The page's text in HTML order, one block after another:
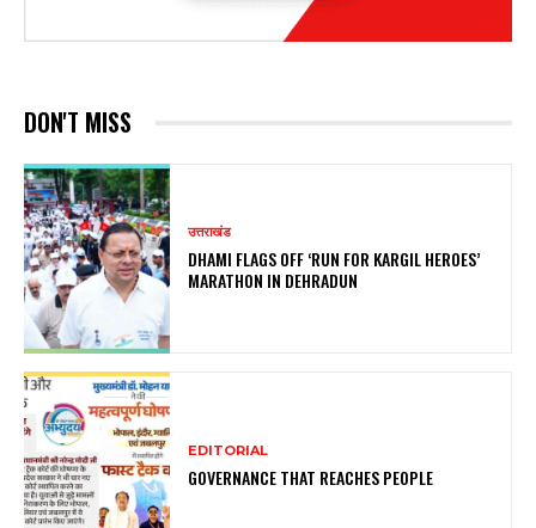
DON'T MISS
उत्तराखंड
DHAMI FLAGS OFF ‘RUN FOR KARGIL HEROES’
MARATHON IN DEHRADUN
EDITORIAL
GOVERNANCE THAT REACHES PEOPLE